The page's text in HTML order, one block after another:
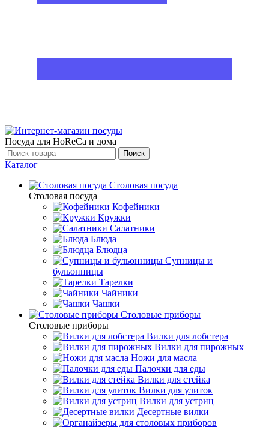
Посуда для HoReCa и дома
Поиск
Каталог
Столовая посуда
Столовая посуда
Кофейники
Кружки
Салатники
Блюда
Блюдца
Супницы и
бульонницы
Тарелки
Чайники
Чашки
Cтоловые приборы
Cтоловые приборы
Вилки для лобстера
Вилки для пирожных
Ножи для масла
Палочки для еды
Вилки для стейка
Вилки для улиток
Вилки для устриц
Десертные вилки